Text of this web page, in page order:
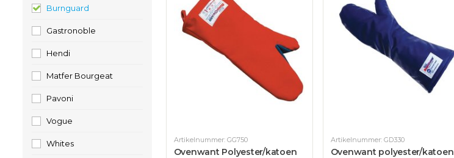
Burnguard
Gastronoble
Hendi
Matfer Bourgeat
Pavoni
Vogue
Whites Artikelnummer: GG750
Ovenwant Polyester/katoen
Artikelnummer: GD330
Ovenwant polyester/katoen